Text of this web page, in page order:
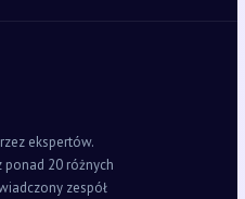
ekspertów.
ponad 20 różnych
zespół